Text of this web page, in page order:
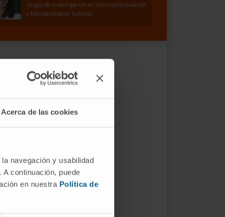
Acerca de las cookies
navegación y usabilidad
continuación, puede
en nuestra Política de
Grupo de Investigación en Inmunomodulación
y Microambiente Tumoral